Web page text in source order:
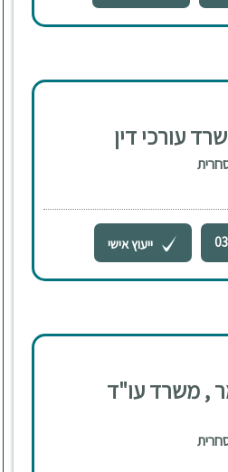
עורכי דין
ייעוץ אישי
, משרד עו"ד